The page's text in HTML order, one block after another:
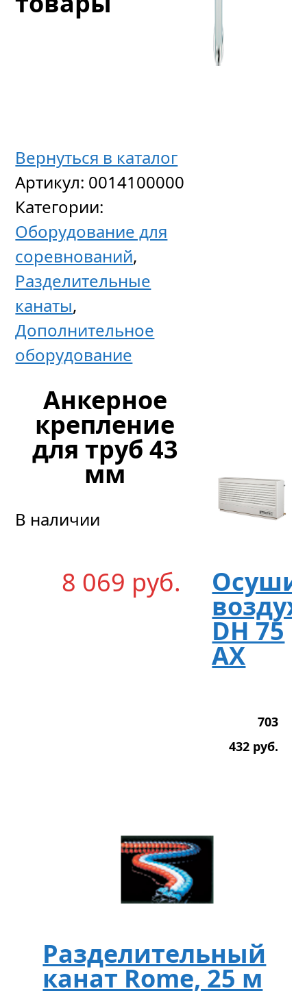
Вернуться в каталог
Артикул: 0014100000
Категории:
Оборудование для
соревнований,
Разделительные
канаты,
Дополнительное
оборудование
Анкерное
крепление
для труб 43
мм
В наличии
8 069 руб.
DH 75
AX
703
432 руб.
Разделительный
канат Rome, 25 м